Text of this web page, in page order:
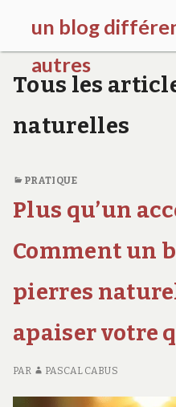
un blog
autres
f
c
i
l
d
r
n
.
o
r
Tous les
naturelles
PRATIQUE
Plus qu’un
Comment un
pierres
apaiser votre
PAR PASCAL CABUS